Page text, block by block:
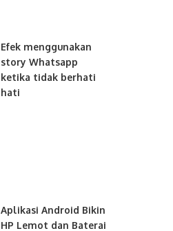
Efek menggunakan
story Whatsapp
ketika tidak berhati
hati
Aplikasi Android Bikin
HP Lemot dan Baterai